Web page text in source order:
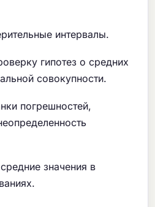
интервалы.
гипотез о средних
совокупности.
погрешностей,
значения в